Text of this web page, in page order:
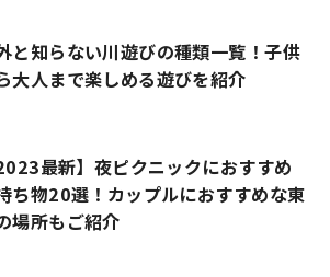
と知らない川遊びの種類一覧！子供
大人まで楽しめる遊びを紹介
2023最新】夜ピクニックにおすすめ
ち物20選！カップルにおすすめな東
場所もご紹介